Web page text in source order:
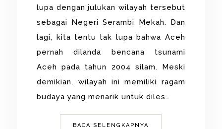
lupa dengan julukan wilayah tersebut
sebagai Negeri Serambi Mekah. Dan
lagi, kita tentu tak lupa bahwa Aceh
pernah dilanda bencana tsunami
Aceh pada tahun 2004 silam. Meski
demikian, wilayah ini memiliki ragam
budaya yang menarik untuk diles…
BACA SELENGKAPNYA